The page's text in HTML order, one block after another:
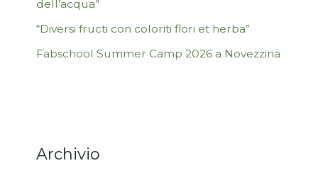
dell’acqua”
“Diversi fructi con coloriti flori et herba”
Fabschool Summer Camp 2026 a Novezzina
Archivio